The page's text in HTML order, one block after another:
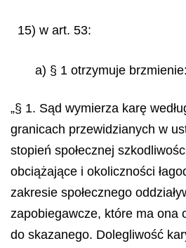
15) w art. 53:
a) § 1 otrzymuje brzmienie:
„§ 1. Sąd wymierza karę
granicach przewidzianych w
stopień społecznej
obciążające i okoliczności
zakresie społecznego
zapobiegawcze, które ma ona
do skazanego. Dolegliwość